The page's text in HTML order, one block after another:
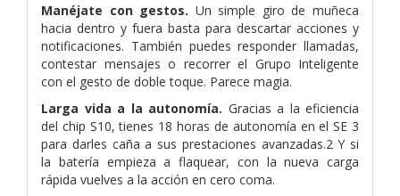
Manéjate con gestos. Un simple giro de muñeca
hacia dentro y fuera basta para descartar acciones y
notificaciones. También puedes responder llamadas,
contestar mensajes o recorrer el Grupo Inteligente
con el gesto de doble toque. Parece magia.
Larga vida a la autonomía. Gracias a la eficiencia
del chip S10, tienes 18 horas de autonomía en el SE 3
para darles caña a sus prestaciones avanzadas.2 Y si
la batería empieza a flaquear, con la nueva carga
rápida vuelves a la acción en cero coma.